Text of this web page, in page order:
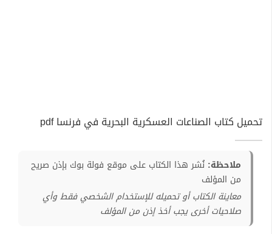
تحميل كتاب الصناعات العسكرية البحرية في فرنسا pdf
ملاحظة: نُشر هذا الكتاب على موقع فولة بوك بإذن صريح
من المؤلف
معاينة الكتاب أو تحميله للإستخدام الشخصي فقط وأي
صلاحيات أخرى يجب أخذ إذن من المؤلف